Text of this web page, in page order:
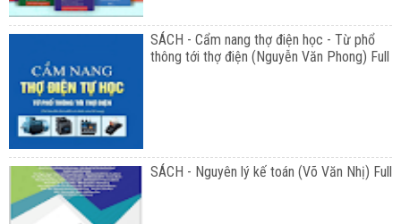
SÁCH - Cẩm nang thợ điện học - Từ phổ
thông tới thợ điện (Nguyễn Văn Phong) Full
SÁCH - Nguyên lý kế toán (Võ Văn Nhị) Full